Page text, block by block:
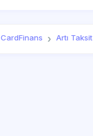
CardFinans Artı Taksit